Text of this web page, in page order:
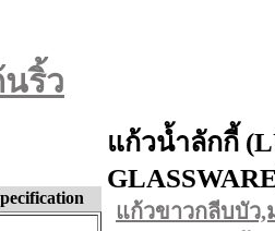
ริ้ว
แก้วน้ำลักกี้
แก้วขาวกลีบบัว,